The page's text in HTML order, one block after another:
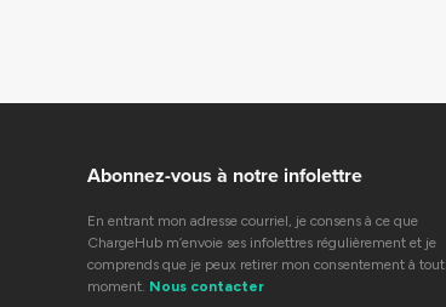
Abonnez-vous à notre infolettre
En entrant mon adresse courriel, je consens à ce que
ChargeHub m’envoie ses infolettres régulièrement et je
comprends que je peux retirer mon consentement à tout
moment. Nous contacter